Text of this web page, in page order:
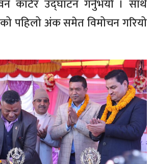
काटेर उद्घाटन गर्नुभयो । साथै
पहिलो अंक समेत विमोचन गरियो